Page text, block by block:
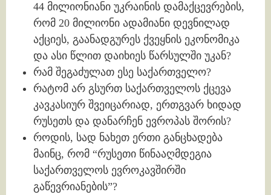
44 მილიონიანი უკრაინის დამაქცევრების,
რომ 20 მილიონი ადამიანი დევნილად
აქციეს, გაანადგურეს ქვეყნის ეკონომიკა
და ასი წლით დაიხიეს წარსულში უკან?
რამ შეგაძულათ ესე საქართველო?
რატომ არ გსურთ საქართველოს ქცევა
კავკასიურ შვეიცარიად, ერთგვარ ხიდად
რუსეთს და დანარჩენ ევროპას შორის?
როდის, სად ნახეთ ერთი განცხადება
მაინც, რომ “რუსეთი წინააღმდეგია
საქართველოს ევროკავშირში
გაწევრიანების”?